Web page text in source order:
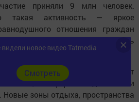
приняли 9 млн человек.
такая активность — яркое
отношения граждан
посёлку и стремления сделать
лучше.
территорий позволяет
комфортные для жизни
Новые зоны отдыха, пространства
новое видео Tatmedia
Cмотреть